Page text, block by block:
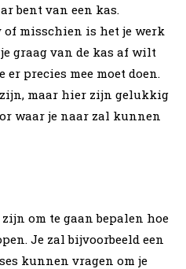
bent van een kas.
misschien is het je werk
graag van de kas af wilt
er precies mee moet doen.
maar hier zijn gelukkig
waar je naar zal kunnen
om te gaan bepalen hoe
Je zal bijvoorbeeld een
kunnen vragen om je